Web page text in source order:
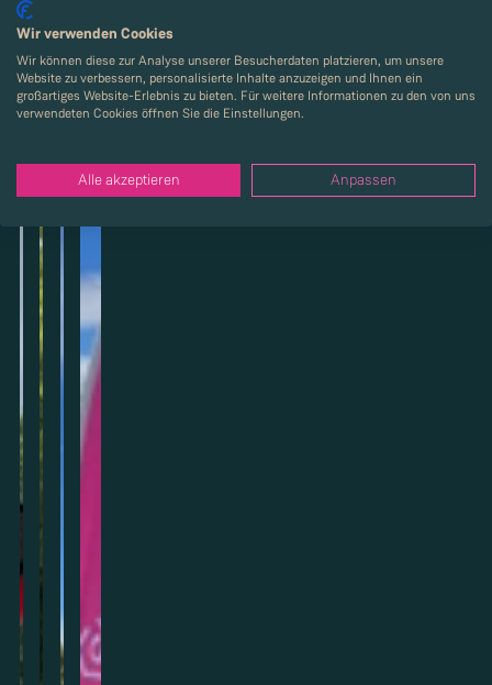
persönlichen Termin und entdecken Sie das Projekt
vor Ort.
Wir verwenden Cookies
Wir können diese zur Analyse unserer Besucherdaten platzieren, um unsere
Website zu verbessern, personalisierte Inhalte anzuzeigen und Ihnen ein
großartiges Website-Erlebnis zu bieten. Für weitere Informationen zu den von uns
verwendeten Cookies öffnen Sie die Einstellungen.
Alle akzeptieren Anpassen